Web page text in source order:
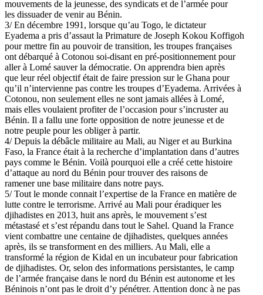
mouvements de la jeunesse, des syndicats et de l’armée pour
les dissuader de venir au Bénin.
3/ En décembre 1991, lorsque qu’au Togo, le dictateur
Eyadema a pris d’assaut la Primature de Joseph Kokou Koffigoh
pour mettre fin au pouvoir de transition, les troupes françaises
ont débarqué à Cotonou soi-disant en pré-positionnement pour
aller à Lomé sauver la démocratie. On apprendra bien après
que leur réel objectif était de faire pression sur le Ghana pour
qu’il n’intervienne pas contre les troupes d’Eyadema. Arrivées à
Cotonou, non seulement elles ne sont jamais allées à Lomé,
mais elles voulaient profiter de l’occasion pour s’incruster au
Bénin. Il a fallu une forte opposition de notre jeunesse et de
notre peuple pour les obliger à partir.
4/ Depuis la débâcle militaire au Mali, au Niger et au Burkina
Faso, la France était à la recherche d’implantation dans d’autres
pays comme le Bénin. Voilà pourquoi elle a créé cette histoire
d’attaque au nord du Bénin pour trouver des raisons de
ramener une base militaire dans notre pays.
5/ Tout le monde connait l’expertise de la France en matière de
lutte contre le terrorisme. Arrivé au Mali pour éradiquer les
djihadistes en 2013, huit ans après, le mouvement s’est
métastasé et s’est répandu dans tout le Sahel. Quand la France
vient combattre une centaine de djihadistes, quelques années
après, ils se transforment en des milliers. Au Mali, elle a
transformé la région de Kidal en un incubateur pour fabrication
de djihadistes. Or, selon des informations persistantes, le camp
de l’armée française dans le nord du Bénin est autonome et les
Béninois n’ont pas le droit d’y pénétrer. Attention donc à ne pas